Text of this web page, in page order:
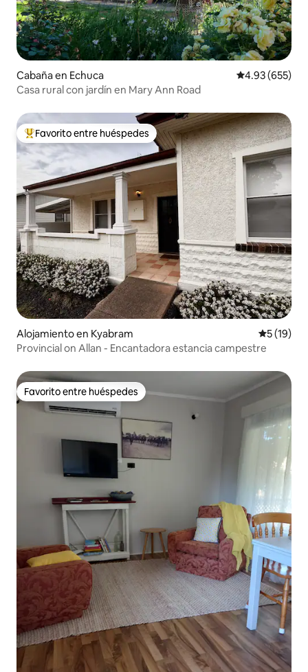
Cabaña en Echuca Calificación
4.93 (655)
Casa rural con jardín en Mary Ann Road
Favorito entre huéspedes preferido
Favorito entre huéspedes
Alojamiento en Kyabram
5 (19)
Provincial on Allan - Encantadora estancia campestre
Favorito entre huéspedes
Favorito entre huéspedes